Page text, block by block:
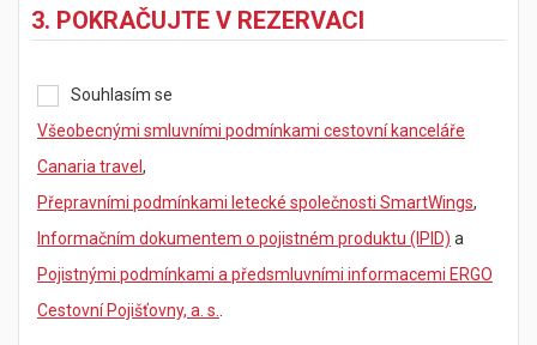
3. POKRAČUJTE V REZERVACI
Souhlasím se
Všeobecnými smluvními podmínkami cestovní kanceláře
Canaria travel ,
Přepravními podmínkami letecké společnosti SmartWings,
Informačním dokumentem o pojistném produktu (IPID) a
Pojistnými podmínkami a předsmluvními informacemi ERGO
Cestovní Pojišťovny, a. s.